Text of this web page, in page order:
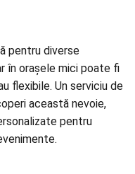
pentru diverse
în orașele mici poate fi
flexibile. Un serviciu de
această nevoie,
pentru